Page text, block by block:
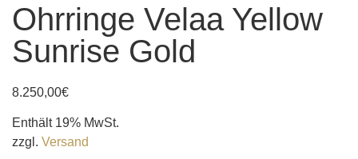
Ohrringe Velaa Yellow
Sunrise Gold
8.250,00€
Enthält 19% MwSt.
zzgl. Versand